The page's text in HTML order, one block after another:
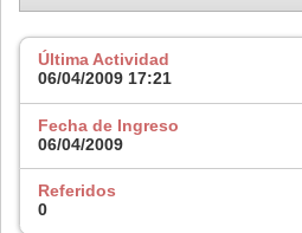
Última Actividad
06/04/2009 17:21
Fecha de Ingreso
06/04/2009
Referidos
0